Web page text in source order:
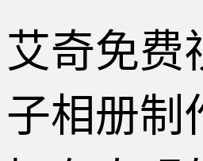
艾奇免费
子相册制